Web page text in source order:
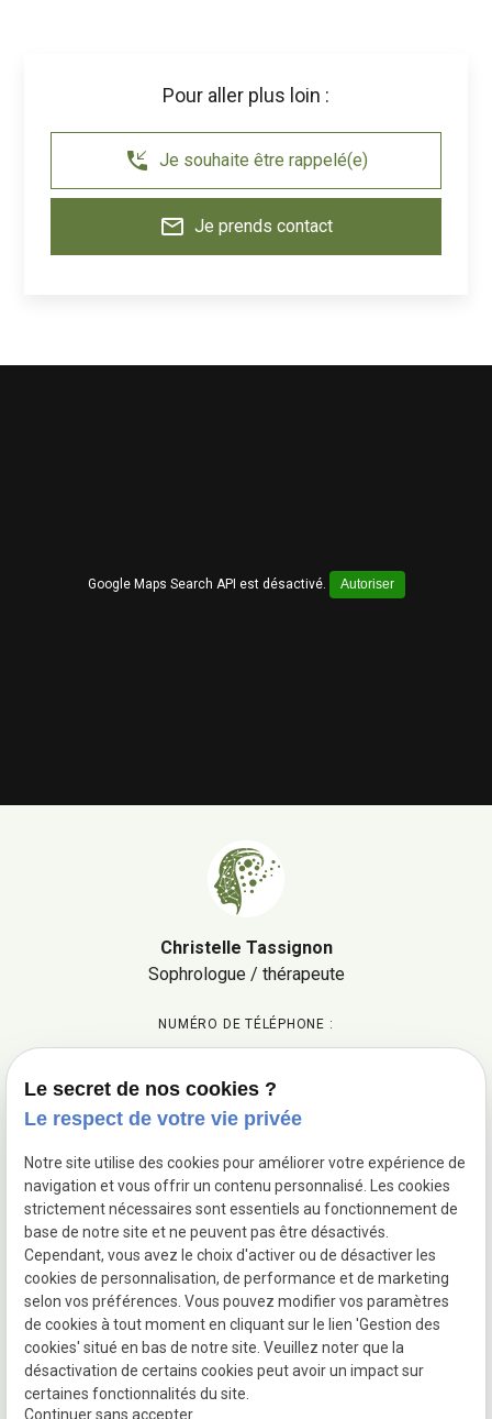
Pour aller plus loin :
phone_callback Je souhaite être rappelé(e)
mail_outline Je prends contact
Google Maps Search API est désactivé. Autoriser
Christelle Tassignon
Sophrologue / thérapeute
NUMÉRO DE TÉLÉPHONE :
+32 65 47 25 78
ADRESSES :
Rue de Gouy 158
7160 Chapelle-lez-Herlaimont
Rue des Fours à Chaux 1
5032 Mazy
RÉSEAUX SOCIAUX :
TVA INTRACOMMUNAUTAIRE :
BE0764718603
Le secret de nos cookies ?
Le respect de votre vie privée
Notre site utilise des cookies pour améliorer votre expérience de
navigation et vous offrir un contenu personnalisé. Les cookies
strictement nécessaires sont essentiels au fonctionnement de
base de notre site et ne peuvent pas être désactivés.
Cependant, vous avez le choix d'activer ou de désactiver les
cookies de personnalisation, de performance et de marketing
selon vos préférences. Vous pouvez modifier vos paramètres
de cookies à tout moment en cliquant sur le lien 'Gestion des
cookies' situé en bas de notre site. Veuillez noter que la
désactivation de certains cookies peut avoir un impact sur
certaines fonctionnalités du site.
Continuer sans accepter